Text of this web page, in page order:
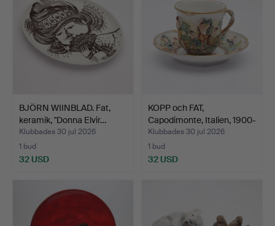
BJÖRN WIINBLAD. Fat,
keramik, "Donna Elvir…
Klubbades 30 jul 2026
1 bud
32 USD
KOPP och FAT,
Capodimonte, Italien, 1900-
t…
Klubbades 30 jul 2026
1 bud
32 USD